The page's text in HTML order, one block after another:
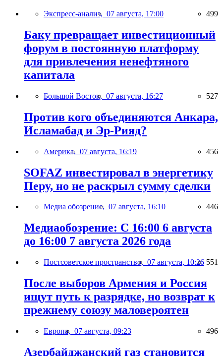
Экспресс-анализ, 07 августа, 17:00 499
Баку превращает инвестиционный
форум в постоянную платформу
для привлечения ненефтяного
капитала
Большой Восток, 07 августа, 16:27 527
Против кого объединяются Анкара,
Исламабад и Эр-Рияд?
Америка, 07 августа, 16:19 456
SOFAZ инвестировал в энергетику
Перу, но не раскрыл сумму сделки
Медиа обозрение, 07 августа, 16:10 446
Медиаобозрение: С 16:00 6 августа
до 16:00 7 августа 2026 года
Постсоветское пространство, 07 августа, 10:26 551
После выборов Армения и Россия
ищут путь к разрядке, но возврат к
прежнему союзу маловероятен
Европа, 07 августа, 09:23 496
Азербайджанский газ становится